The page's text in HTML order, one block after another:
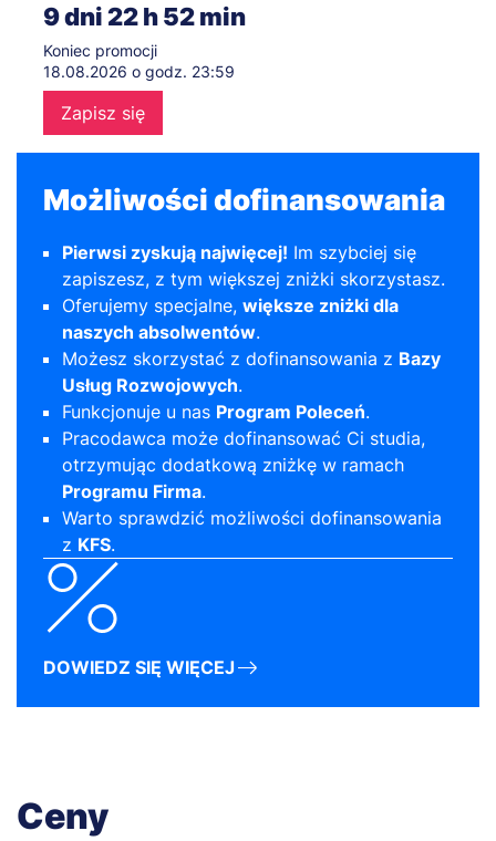
9dni22h52min
Koniec promocji
18.08.2026 o godz. 23:59
Zapisz się
Możliwości dofinansowania
Pierwsi zyskują najwięcej! Im szybciej się
zapiszesz, z tym większej zniżki skorzystasz.
Oferujemy specjalne, większe zniżki dla
naszych absolwentów.
Możesz skorzystać z dofinansowania z Bazy
Usług Rozwojowych.
Funkcjonuje u nas Program Poleceń.
Pracodawca może dofinansować Ci studia,
otrzymując dodatkową zniżkę w ramach
Programu Firma.
Warto sprawdzić możliwości dofinansowania
z KFS.
DOWIEDZ SIĘ WIĘCEJ
Ceny